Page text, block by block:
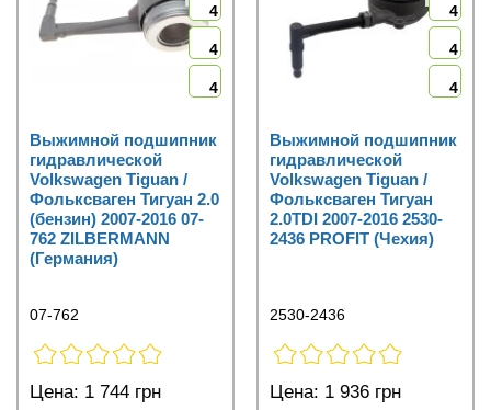
4
4
4
Выжимной подшипник
гидравлической
Volkswagen Tiguan /
Фольксваген Тигуан 2.0
(бензин) 2007-2016 07-
762 ZILBERMANN
(Германия)
07-762
Цена: 1 744 грн
4
4
4
Выжимной подшипник
гидравлической
Volkswagen Tiguan /
Фольксваген Тигуан
2.0TDI 2007-2016 2530-
2436 PROFIT (Чехия)
2530-2436
Цена: 1 936 грн